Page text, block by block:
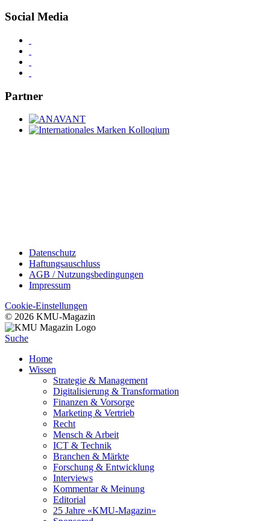
Social Media
Partner
Datenschutz
Haftungsauschluss
AGB / Nutzungsbedingungen
Impressum
Cookie-Einstellungen
© 2026 KMU-Magazin
Suche
Home
Wissen
Strategie & Management
Digitalisierung & Transformation
Finanzen & Vorsorge
Marketing & Vertrieb
Recht
Mensch & Arbeit
ICT & Technik
Branchen & Märkte
Forschung & Entwicklung
Interviews
Kommentar & Meinung
Editorial
25 Jahre «KMU-Magazin»